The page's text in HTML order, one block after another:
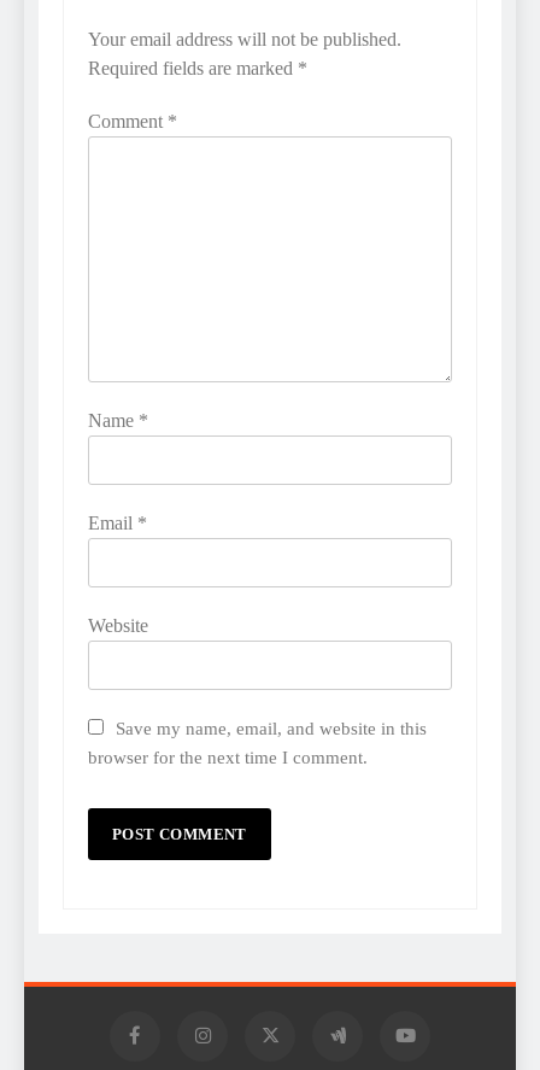
Your email address will not be published.
Required fields are marked *
Comment *
Name *
Email *
Website
Save my name, email, and website in this
browser for the next time I comment.